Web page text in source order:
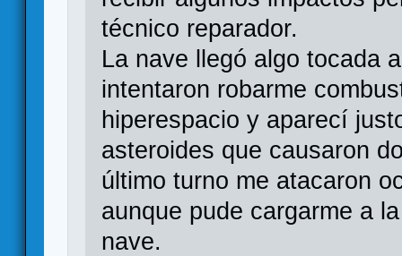
técnico reparador.
La nave llegó algo tocada
intentaron robarme
hiperespacio y aparecí
asteroides que causaron
último turno me atacaron
aunque pude cargarme a
nave.